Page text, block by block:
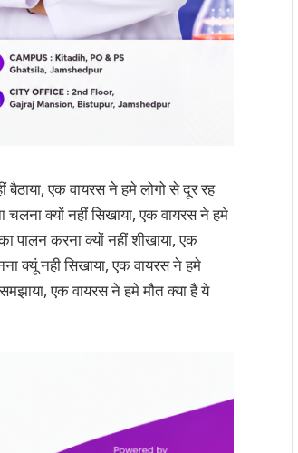
एक वायरस ने हमे लोगो से दूर रह
क्यों नहीं सिखाया, एक वायरस ने हमे
पालन करना क्यों नहीं शीखाया, एक
क्यूं नही सिखाया, एक वायरस ने हमे
एक वायरस ने हमे मौत क्या है ये